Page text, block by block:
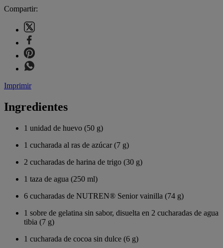
Compartir:
Imprimir
Ingredientes
1 unidad de huevo (50 g)
1 cucharada al ras de azúcar (7 g)
2 cucharadas de harina de trigo (30 g)
1 taza de agua (250 ml)
6 cucharadas de NUTREN® Senior vainilla (74 g)
1 sobre de gelatina sin sabor, disuelta en 2 cucharadas de agua
tibia (7 g)
1 cucharada de cocoa sin dulce (6 g)